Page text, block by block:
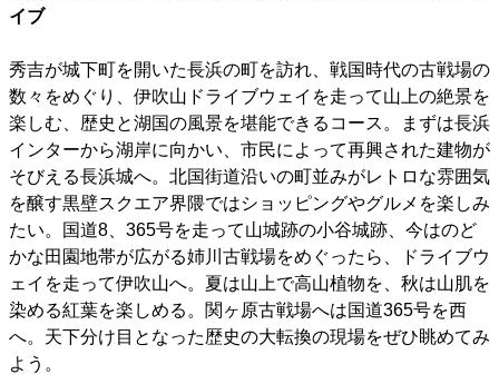
イブ
秀吉が城下町を開いた長浜の町を訪れ、戦国時代の古戦場の
数々をめぐり、伊吹山ドライブウェイを走って山上の絶景を
楽しむ、歴史と湖国の風景を堪能できるコース。まずは長浜
インターから湖岸に向かい、市民によって再興された建物が
そびえる長浜城へ。北国街道沿いの町並みがレトロな雰囲気
を醸す黒壁スクエア界隈ではショッピングやグルメを楽しみ
たい。国道8、365号を走って山城跡の小谷城跡、今はのど
かな田園地帯が広がる姉川古戦場をめぐったら、ドライブウ
ェイを走って伊吹山へ。夏は山上で高山植物を、秋は山肌を
染める紅葉を楽しめる。関ヶ原古戦場へは国道365号を西
へ。天下分け目となった歴史の大転換の現場をぜひ眺めてみ
よう。